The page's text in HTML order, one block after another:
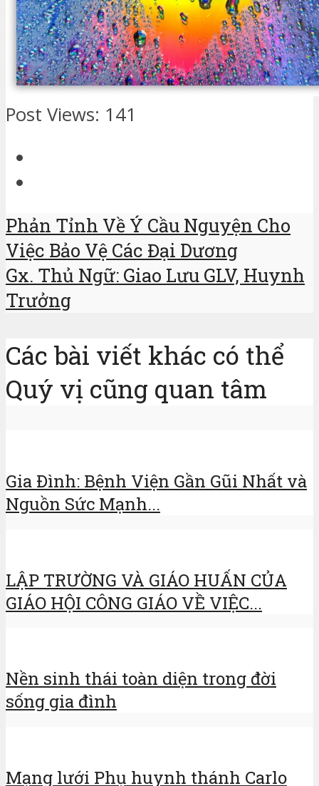
Post Views: 141
Phản Tỉnh Về Ý Cầu Nguyện Cho
Việc Bảo Vệ Các Đại Dương
Gx. Thủ Ngữ: Giao Lưu GLV, Huynh
Trưởng
Các bài viết khác có thể
Quý vị cũng quan tâm
Gia Đình: Bệnh Viện Gần Gũi Nhất và
Nguồn Sức Mạnh...
LẬP TRƯỜNG VÀ GIÁO HUẤN CỦA
GIÁO HỘI CÔNG GIÁO VỀ VIỆC...
Nền sinh thái toàn diện trong đời
sống gia đình
Mạng lưới Phụ huynh thánh Carlo